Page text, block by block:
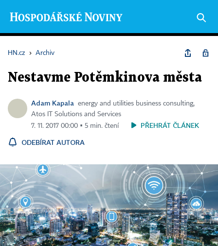
HN.cz › Archiv
Nestavme Potěmkinova města
Adam Kapala
energy and utilities business consulting,
Atos IT Solutions and Services
7. 11. 2017 00:00 ▪ 5 min. čtení
PŘEHRÁT ČLÁNEK
ODEBÍRAT AUTORA